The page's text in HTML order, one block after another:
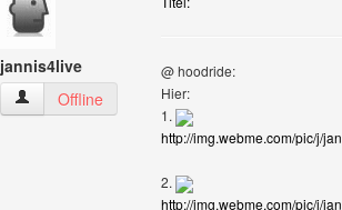
jannis4live
jannis4live Benutzer-Profile anzeigen
Offline
@ hoodride:
Hier:
1.
http://img.webme.com/pic/j/
2.
http://img.webme.com/pic/j/